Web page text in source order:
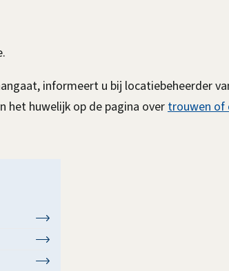
informeert u bij locatiebeheerder
het huwelijk op de pagina overtrouwen of